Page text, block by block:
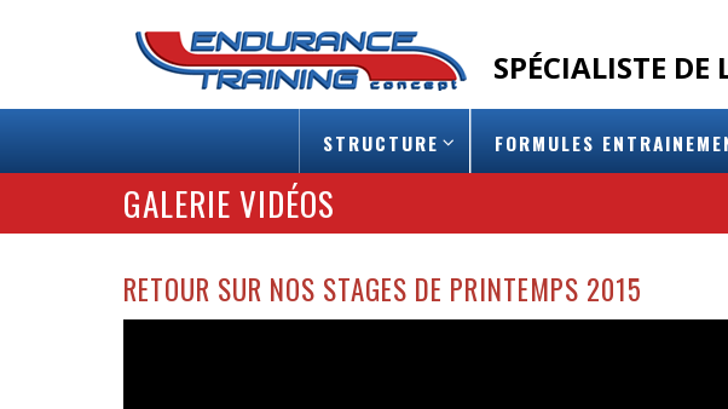
SPÉCIALISTE
STRUCTURE FORMULES
GALERIE VIDÉOS
RETOUR SUR NOS STAGES DE PRINTEMPS 2015